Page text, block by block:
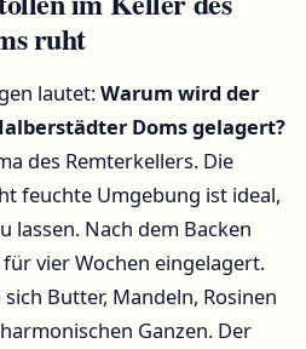
ruht
lautet:Warum wird der
Doms gelagert?
des Remterkellers. Die
feuchte Umgebung ist ideal,
lassen. Nach dem Backen
vier Wochen eingelagert.
Butter, Mandeln, Rosinen
Ganzen. Der